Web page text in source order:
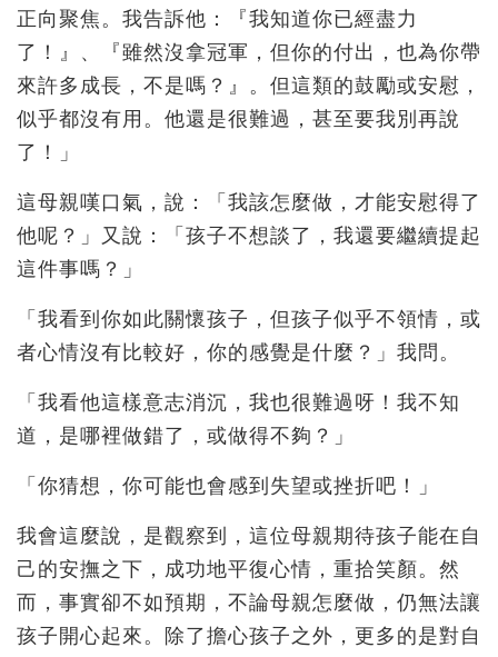
正向聚焦。我告訴他：『我知道你已經盡力
了！』、『雖然沒拿冠軍，但你的付出，也為你帶
來許多成長，不是嗎？』。但這類的鼓勵或安慰，
似乎都沒有用。他還是很難過，甚至要我別再說
了！」
這母親嘆口氣，說：「我該怎麼做，才能安慰得了
他呢？」又說：「孩子不想談了，我還要繼續提起
這件事嗎？」
「我看到你如此關懷孩子，但孩子似乎不領情，或
者心情沒有比較好，你的感覺是什麼？」我問。
「我看他這樣意志消沉，我也很難過呀！我不知
道，是哪裡做錯了，或做得不夠？」
「你猜想，你可能也會感到失望或挫折吧！」
我會這麼說，是觀察到，這位母親期待孩子能在自
己的安撫之下，成功地平復心情，重拾笑顏。然
而，事實卻不如預期，不論母親怎麼做，仍無法讓
孩子開心起來。除了擔心孩子之外，更多的是對自